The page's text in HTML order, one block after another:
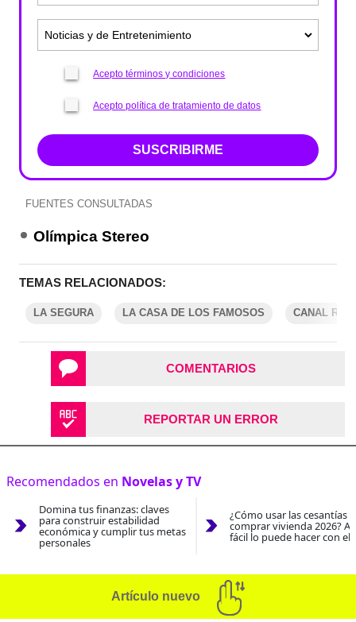
Acepto términos y condiciones
Acepto política de tratamiento de datos
SUSCRIBIRME
FUENTES CONSULTADAS
Olímpica Stereo
TEMAS RELACIONADOS:
LA SEGURA LA CASA DE LOS FAMOSOS CANAL RCN
COMENTARIOS
REPORTAR UN ERROR
Recomendados en Novelas y TV
Domina tus finanzas: claves
para construir estabilidad
económica y cumplir tus metas
personales
¿Cómo usar las cesantías
comprar vivienda 2026?
fácil lo puede hacer con el
Artículo nuevo